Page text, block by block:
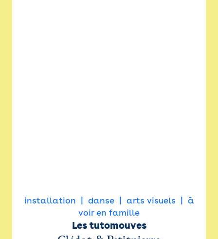
installation danse arts visuels
à
voir en famille
Les tutomouves